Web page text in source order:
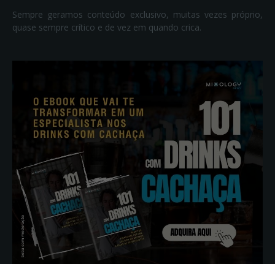
Sempre geramos conteúdo exclusivo, muitas vezes próprio,
quase sempre crítico e de vez em quando crica.